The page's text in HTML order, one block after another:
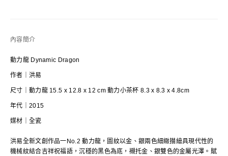
內容簡介
動力龍 Dynamic Dragon
作者｜洪易
尺寸｜動力龍 15.5 x 12.8 x 12 cm 動力小茶杯 8.3 x 8.3 x 4.8cm
年代｜2015
媒材｜全瓷
洪易全新文創作品一No.2 動力龍，圖紋以金、銀兩色細緻描繪具現代性的
機械紋結合吉祥祝福語，沉穩的黑色為底，襯托金、銀雙色的金屬光澤。賦